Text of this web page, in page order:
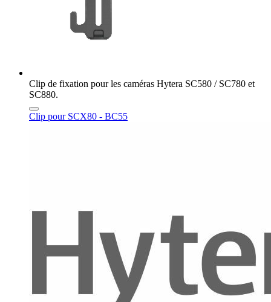
Clip de fixation pour les caméras Hytera SC580 / SC780 et
SC880.
Clip pour SCX80 - BC55